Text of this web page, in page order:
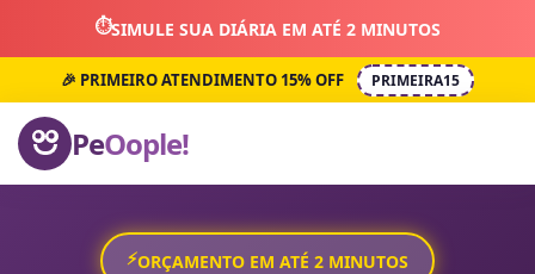
⏱️SIMULE SUA DIÁRIA EM ATÉ 2 MINUTOS
🎉 PRIMEIRO ATENDIMENTO 15% OFF PRIMEIRA15
PeOople!
⚡ORÇAMENTO EM ATÉ 2 MINUTOS